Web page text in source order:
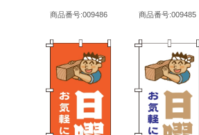
商品番号:009486 商品番号:009485